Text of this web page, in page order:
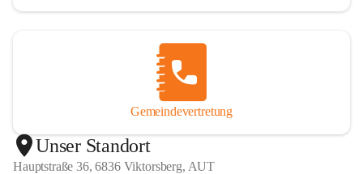
Gemeindevertretung
Unser Standort
Hauptstraße 36, 6836 Viktorsberg, AUT